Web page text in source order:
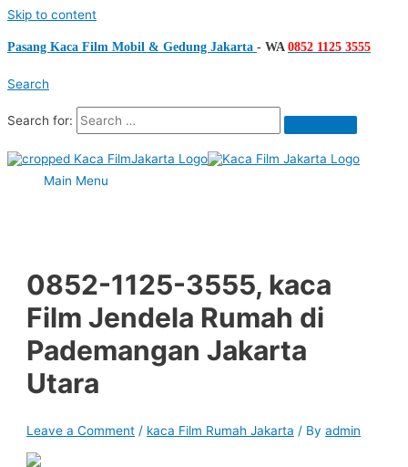
Skip to content
Pasang Kaca Film Mobil & Gedung Jakarta - WA 0852 1125 3555
Search
Search for:
Main Menu
0852-1125-3555, kaca
Film Jendela Rumah di
Pademangan Jakarta
Utara
Leave a Comment / kaca Film Rumah Jakarta / Byadmin